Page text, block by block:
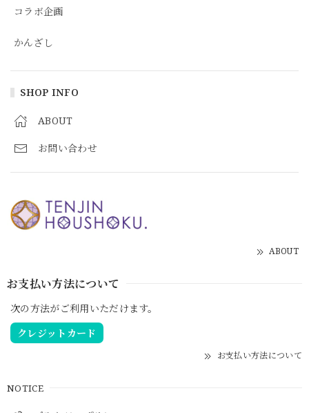
コラボ企画
かんざし
SHOP INFO
ABOUT
お問い合わせ
ABOUT
お支払い方法について
次の方法がご利用いただけます。
クレジットカード
お支払い方法について
NOTICE